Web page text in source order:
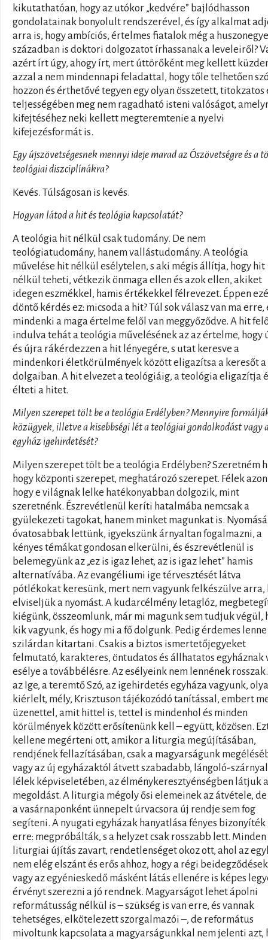
kikutathatóan, hogy az utókor „kedvére” bajlódhasson
gondolatainak bonyolult rendszerével, és így alkalmat
arra is, hogy ambíciós, értelmes fiatalok még a
században is doktori dolgozatot írhassanak a leveleiről?
azért írt úgy, ahogy írt, mert úttörőként meg kellett
azzal a nem mindennapi feladattal, hogy tőle telhetően
hozzon és érthetővé tegyen egy olyan összetett, titokzatos
teljességében meg nem ragadható isteni valóságot,
kifejtéséhez neki kellett megteremtenie a nyelvi
kifejezésformát is.
Egy újszövetségesnek mennyi ideje marad az Ószövetségre és a
teológiai diszciplínákra?
Kevés. Túlságosan is kevés.
Hogyan látod a hit és teológia kapcsolatát?
A teológia hit nélkül csak tudomány. De nem
teológiatudomány, hanem vallástudomány. A teológia
művelése hit nélkül esélytelen, s aki mégis állítja, hogy hit
nélkül teheti, vétkezik önmaga ellen és azok ellen, akiket
idegen eszmékkel, hamis értékekkel félrevezet. Éppen
döntő kérdés ez: micsoda a hit? Túl sok válasz van ma erre,
mindenki a maga értelme felől van meggyőződve. A hit
indulva tehát a teológia művelésének az az értelme, hogy
és újra rákérdezzen a hit lényegére, s utat keresve a
mindenkori életkörülmények között eligazítsa a keresőt
dolgaiban. A hit elvezet a teológiáig, a teológia eligazítja
élteti a hitet.
Milyen szerepet tölt be a teológia Erdélyben? Mennyire
közügyek, illetve a kisebbségi lét a teológiai gondolkodást vagy
egyház igehirdetését?
Milyen szerepet tölt be a teológia Erdélyben? Szeretném
hogy központi szerepet, meghatározó szerepet. Félek
hogy e világnak lelke hatékonyabban dolgozik, mint
szeretnénk. Észrevétlenül keríti hatalmába nemcsak a
gyülekezeti tagokat, hanem minket magunkat is.
óvatosabbak lettünk, igyekszünk árnyaltan fogalmazni, a
kényes témákat gondosan elkerülni, és észrevétlenül is
belemegyünk az „ez is igaz lehet, az is igaz lehet” hamis
alternatívába. Az evangéliumi ige térvesztését látva
pótlékokat keresünk, mert nem vagyunk felkészülve arra,
elviseljük a nyomást. A kudarcélmény letaglóz,
kiégünk, összeomlunk, már mi magunk sem tudjuk végül,
kik vagyunk, és hogy mi a fő dolgunk. Pedig érdemes lenne
szilárdan kitartani. Csakis a biztos ismertetőjegyeket
felmutató, karakteres, öntudatos és állhatatos egyháznak
esélye a továbbélésre. Az esélyeink nem lennének
az Ige, a teremtő Szó, az igehirdetés egyháza vagyunk,
kiérlelt, mély, Krisztuson tájékozódó tanítással, embert
üzenettel, amit hittel is, tettel is mindenhol és minden
körülmények között erősítenünk kell – együtt, közösen.
kellene megérteni ott, amikor a liturgia megújításában,
rendjének fellazításában, csak a magyarságunk
vagy az új egyházaktól átvett szabadabb, lángoló-
lélek képviseletében, az élménykeresztyénségben látjuk a
megoldást. A liturgia mégoly ősi elemeinek az átvétele,
a vasárnaponként ünnepelt úrvacsora új rendje sem fog
segíteni. A nyugati egyházak hanyatlása fényes bizonyíték
erre: megpróbálták, s a helyzet csak rosszabb lett. Minden
liturgiai újítás zavart, rendetlenséget okoz ott, ahol az
nem elég elszánt és erős ahhoz, hogy a régi beidegződések
vagy az egyénieskedő másként látás ellenére is képes
érvényt szerezni a jó rendnek. Magyarságot lehet ápolni
reformátusság nélkül is – szükség is van erre, és vannak
tehetséges, elkötelezett szorgalmazói –, de református
mivoltunk kapcsolata a magyarságunkkal nem jelenti azt,